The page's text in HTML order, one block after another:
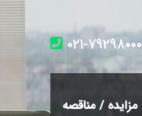
۰۲۱-۷۹۲۹۸۰۰۰
مزایده / مناقصه